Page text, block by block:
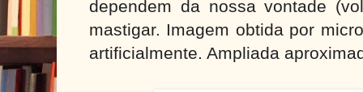
dependem da nossa vontade
mastigar. Imagem obtida por
artificialmente. Ampliada